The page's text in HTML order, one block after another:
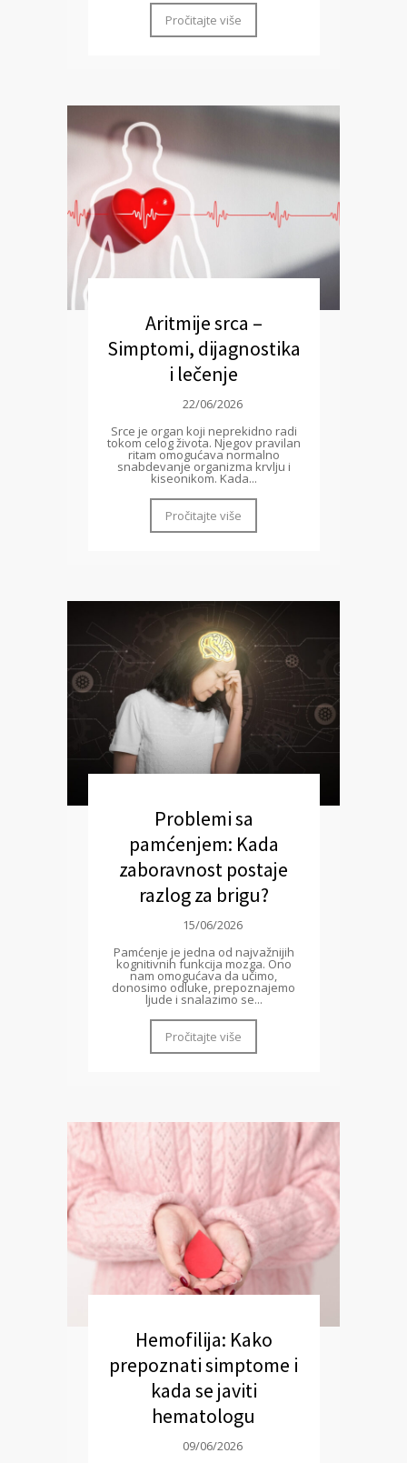
Pročitajte više
Aritmije srca –
Simptomi, dijagnostika
i lečenje
22/06/2026
Srce je organ koji neprekidno radi
tokom celog života. Njegov pravilan
ritam omogućava normalno
snabdevanje organizma krvlju i
kiseonikom. Kada...
Pročitajte više
Problemi sa
pamćenjem: Kada
zaboravnost postaje
razlog za brigu?
15/06/2026
Pamćenje je jedna od najvažnijih
kognitivnih funkcija mozga. Ono
nam omogućava da učimo,
donosimo odluke, prepoznajemo
ljude i snalazimo se...
Pročitajte više
Hemofilija: Kako
prepoznati simptome i
kada se javiti
hematologu
09/06/2026